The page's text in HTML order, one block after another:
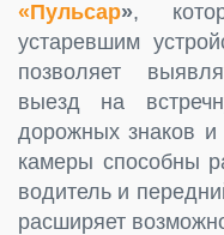
«Пульсар»,
устаревшим
позволяет
выезд на
дорожных знаков и
камеры способны
водитель и
расширяет